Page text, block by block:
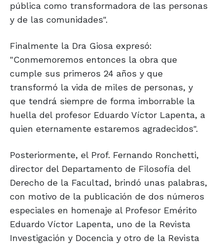
pública como transformadora de las personas
y de las comunidades".
Finalmente la Dra Giosa expresó:
"Conmemoremos entonces la obra que
cumple sus primeros 24 años y que
transformó la vida de miles de personas, y
que tendrá siempre de forma imborrable la
huella del profesor Eduardo Víctor Lapenta, a
quien eternamente estaremos agradecidos".
Posteriormente, el Prof. Fernando Ronchetti,
director del Departamento de Filosofía del
Derecho de la Facultad, brindó unas palabras,
con motivo de la publicación de dos números
especiales en homenaje al Profesor Emérito
Eduardo Víctor Lapenta, uno de la Revista
Investigación y Docencia y otro de la Revista